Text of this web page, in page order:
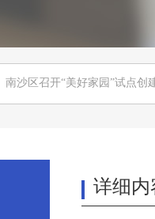
南沙区召开“美好家园”试点创
详细内